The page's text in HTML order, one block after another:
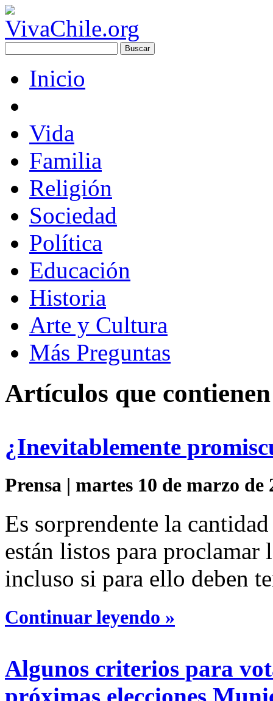
Inicio
Vida
Familia
Religión
Sociedad
Política
Educación
Historia
Arte y Cultura
Más Preguntas
Artículos que
¿Inevitablemente
Prensa | martes 10 de marzo de
Es sorprendente la
están listos para
incluso si para ello deben
Continuar leyendo »
Algunos criterios para